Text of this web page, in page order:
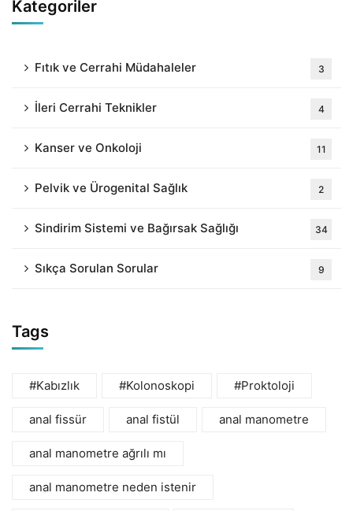
Kategoriler
Fıtık ve Cerrahi Müdahaleler 3
İleri Cerrahi Teknikler 4
Kanser ve Onkoloji 11
Pelvik ve Ürogenital Sağlık 2
Sindirim Sistemi ve Bağırsak Sağlığı 34
Sıkça Sorulan Sorular 9
Tags
#Kabızlık #Kolonoskopi #Proktoloji
anal fissür anal fistül anal manometre
anal manometre ağrılı mı
anal manometre neden istenir